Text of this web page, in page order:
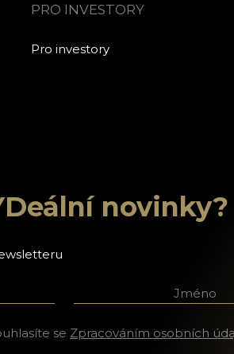
PRO INVESTORY
Pro investory
novinky?
Jméno a příjmení
se Zpracováním osobních